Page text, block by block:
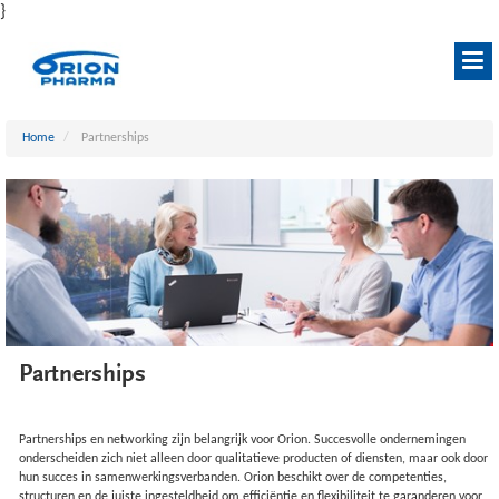
}
Home Partnerships
Partnerships
Partnerships en networking zijn belangrijk voor Orion. Succesvolle ondernemingen
onderscheiden zich niet alleen door qualitatieve producten of diensten, maar ook door
hun succes in samenwerkingsverbanden. Orion beschikt over de competenties,